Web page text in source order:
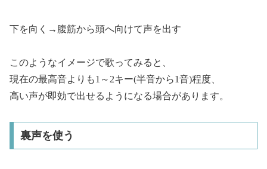
下を向く→腹筋から頭へ向けて声を出す
このようなイメージで歌ってみると、
現在の最高音よりも1～2キー(半音から1音)程度、
高い声が即効で出せるようになる場合があります。
裏声を使う